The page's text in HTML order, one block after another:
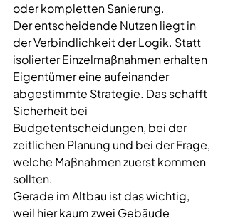
oder kompletten Sanierung.
Der entscheidende Nutzen liegt in
der Verbindlichkeit der Logik. Statt
isolierter Einzelmaßnahmen erhalten
Eigentümer eine aufeinander
abgestimmte Strategie. Das schafft
Sicherheit bei
Budgetentscheidungen, bei der
zeitlichen Planung und bei der Frage,
welche Maßnahmen zuerst kommen
sollten.
Gerade im Altbau ist das wichtig,
weil hier kaum zwei Gebäude